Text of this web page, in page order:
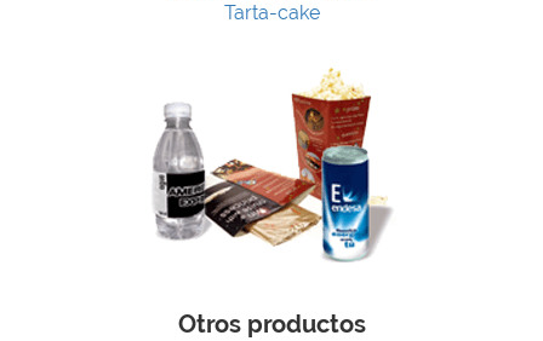
Tarta-cake
Otros productos